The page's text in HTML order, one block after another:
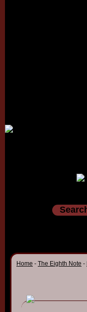
Home - The Eighth Note -